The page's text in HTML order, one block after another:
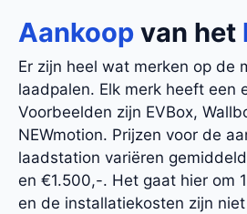
Aankoop van het
Er zijn heel wat merken op de
laadpalen. Elk merk heeft een
Voorbeelden zijn EVBox,
NEWmotion. Prijzen voor de
laadstation variëren
en €1.500,-. Het gaat hier om
en de installatiekosten zijn